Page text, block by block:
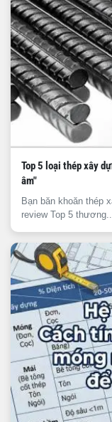
Top 5 loại thép xây
âm"
Bạn băn khoăn thép
review Top 5 thương...